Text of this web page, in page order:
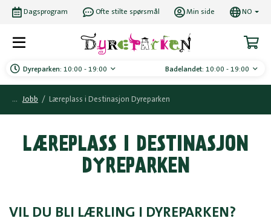
Dyreparken: 10:00 - 19:00 Badelandet: 10:00 - 19:00
Dagsprogram Ofte stilte spørsmål Min side NO
Jobb / Læreplass i Destinasjon Dyreparken
LÆREPLASS I DESTINASJON
DYREPARKEN
VIL DU BLI LÆRLING I DYREPARKEN?